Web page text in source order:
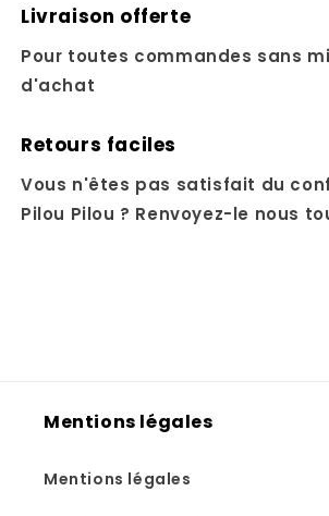
Livraison offerte
Pour toutes commandes sans
d'achat
Retours faciles
Vous n'êtes pas satisfait du
Pilou Pilou ? Renvoyez-le nous
Mentions légales
Mentions légales